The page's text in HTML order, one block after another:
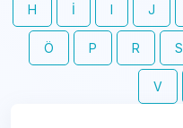
H İ I J
Ö P R S
V